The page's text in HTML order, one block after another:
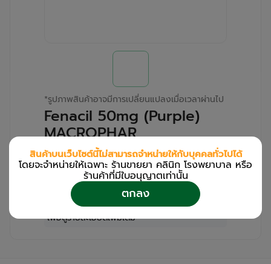
*รูปภาพสินค้าอาจมีการเปลี่ยนแปลงเมื่อเวลาผ่านไป
Fenacil 50mg (Purple)
MACROPHAR
(Bottle/1000s)
สำหรับลูกค้าเฉพาะร้านขายยา คลินิก และโรง
พยาบาล
เข้าสู่ระบบ
เพื่อดูรายละเอียดเพิ่มเติม
สินค้าบนเว็บไซต์นี้ไม่สามารถจำหน่ายให้กับบุคคลทั่วไปได้
โดยจะจำหน่ายให้เฉพาะ ร้านขายยา คลินิก โรงพยาบาล หรือ
ร้านค้าที่มีใบอนุญาตเท่านััน
ตกลง